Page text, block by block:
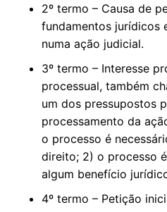
2º termo – Causa de
fundamentos jurídicos
numa ação judicial.
3º termo – Interesse
processual, também
um dos pressupostos
processamento da
o processo é
direito; 2) o processo
algum benefício
4º termo – Petição